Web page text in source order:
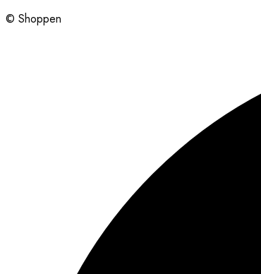
© Shoppen